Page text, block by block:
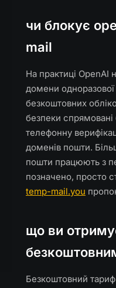
чи блокує
mail
На практиці OpenAI
домени
безкоштовних
безпеки
телефонну
доменів пошти.
пошти працюють з
позначено, просто
temp-mail.you
що ви
Безкоштовний